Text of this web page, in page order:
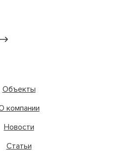
Объекты
компании
Новости
Статьи